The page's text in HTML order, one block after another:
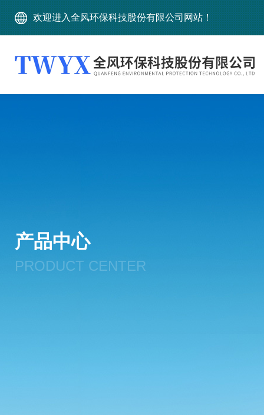
欢迎进入全风环保科技股份有限公司网站！
产品中心
PRODUCT CENTER